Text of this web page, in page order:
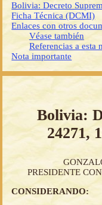
Bolivia: Decreto
Ficha Técnica (DCMI)
Enlaces con otros
Véase también
Referencias a esta
Nota importante
Bolivia:
24271,
PRESIDENTE
CONSIDERANDO: